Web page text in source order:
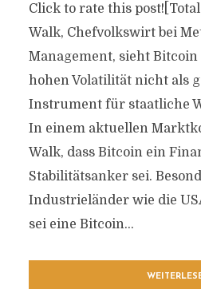
Click to rate this
Walk, Chefvolkswirt bei
Management, sieht
hohen Volatilität nicht als
Instrument für staatliche
In einem aktuellen
Walk, dass Bitcoin ein
Stabilitätsanker sei.
Industrieländer wie die
sei eine Bitcoin...